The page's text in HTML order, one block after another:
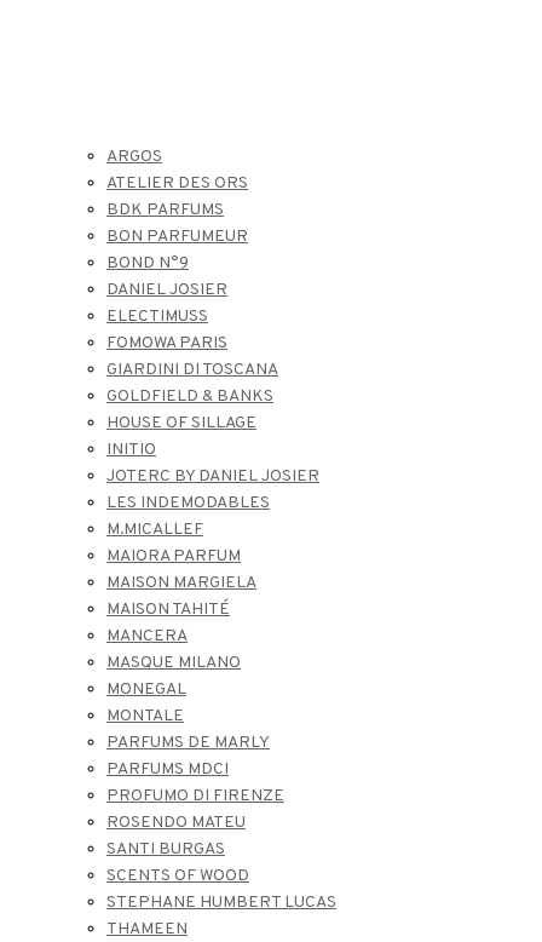
ARGOS
ATELIER DES ORS
BDK PARFUMS
BON PARFUMEUR
BOND N°9
DANIEL JOSIER
ELECTIMUSS
FOMOWA PARIS
GIARDINI DI TOSCANA
GOLDFIELD & BANKS
HOUSE OF SILLAGE
INITIO
JOTERC BY DANIEL JOSIER
LES INDEMODABLES
M.MICALLEF
MAIORA PARFUM
MAISON MARGIELA
MAISON TAHITÉ
MANCERA
MASQUE MILANO
MONEGAL
MONTALE
PARFUMS DE MARLY
PARFUMS MDCI
PROFUMO DI FIRENZE
ROSENDO MATEU
SANTI BURGAS
SCENTS OF WOOD
STEPHANE HUMBERT LUCAS
THAMEEN